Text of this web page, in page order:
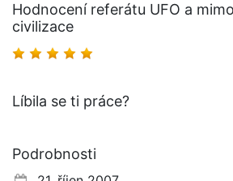
Hodnocení referátu UFO a
civilizace
Líbila se ti práce?
Podrobnosti